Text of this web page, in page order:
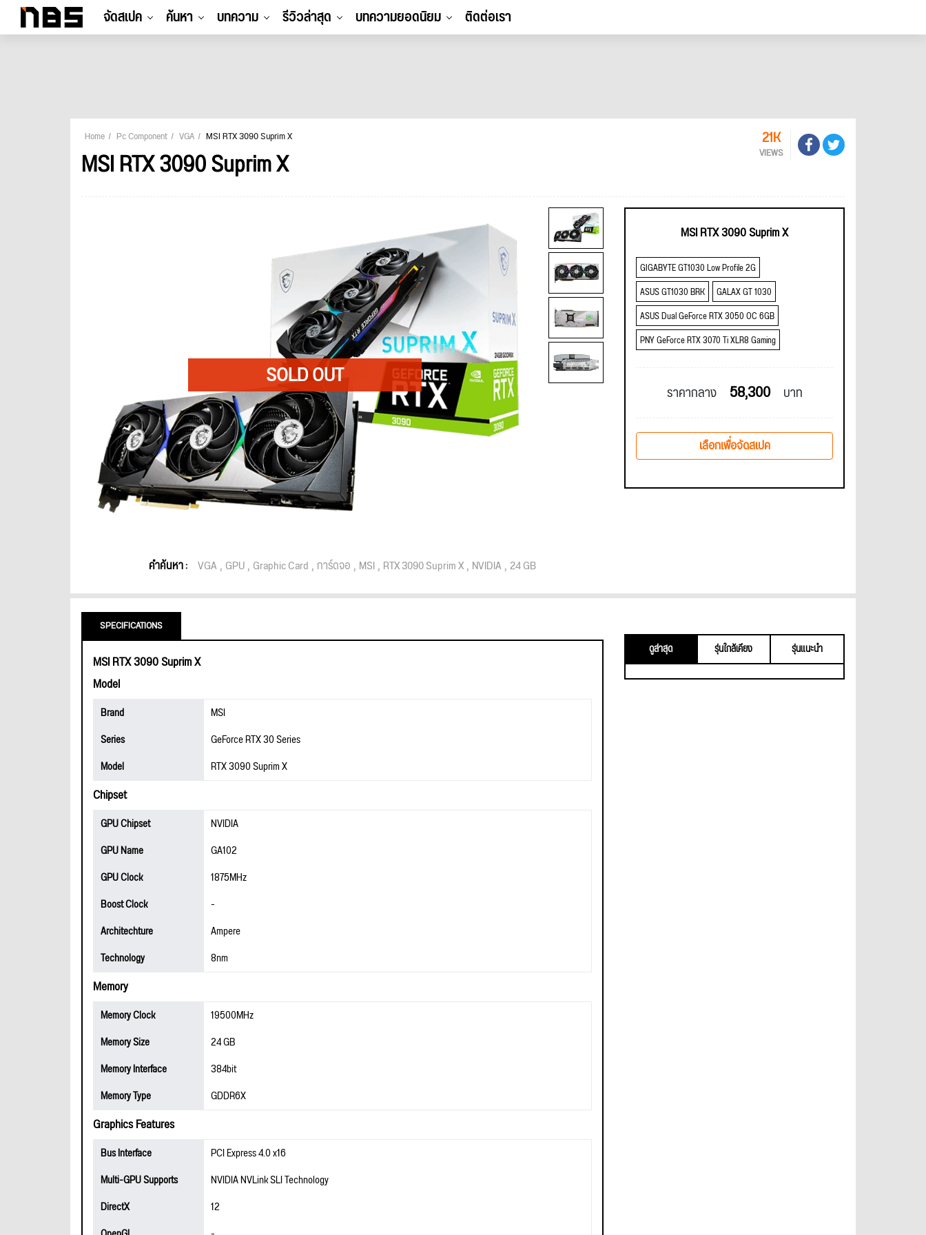
จัดสเปค ค้นหา บทความ รีวิวล่าสุด บทความยอดนิยม ติดต่อเรา
Home Pc Component VGA MSI RTX 3090 Suprim X
MSI RTX 3090 Suprim X
21K
VIEWS
คำค้นหา : VGA GPU Graphic Card การ์ดจอ MSI RTX 3090 Suprim X NVIDIA 24 GB
MSI RTX 3090 Suprim X
GIGABYTE GT1030 Low Profile 2G
ASUS GT1030 BRK
GALAX GT 1030
ASUS Dual GeForce RTX 3050 OC 6GB
PNY GeForce RTX 3070 Ti XLR8 Gaming
ราคากลาง 58,300 บาท
เลือกเพื่อจัดสเปค
SPECIFICATIONS
MSI RTX 3090 Suprim X
Model
Brand
MSI
Series
GeForce RTX 30 Series
Model
RTX 3090 Suprim X
Chipset
GPU Chipset
NVIDIA
GPU Name
GA102
GPU Clock
1875MHz
Boost Clock
-
Architechture
Ampere
Technology
8nm
Memory
Memory Clock
19500MHz
Memory Size
24 GB
Memory Interface
384bit
Memory Type
GDDR6X
Graphics Features
Bus Interface
PCI Express 4.0 x16
Multi-GPU Supports
NVIDIA NVLink SLI Technology
DirectX
12
ดูล่าสุด รุ่นใกล้เคียง รุ่นแนะนำ